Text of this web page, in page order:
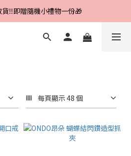
，首購、回購皆贈100元
‼️即贈隨機小禮物一份🎁
中，首購、回購皆贈100元
每頁顯示 48 個